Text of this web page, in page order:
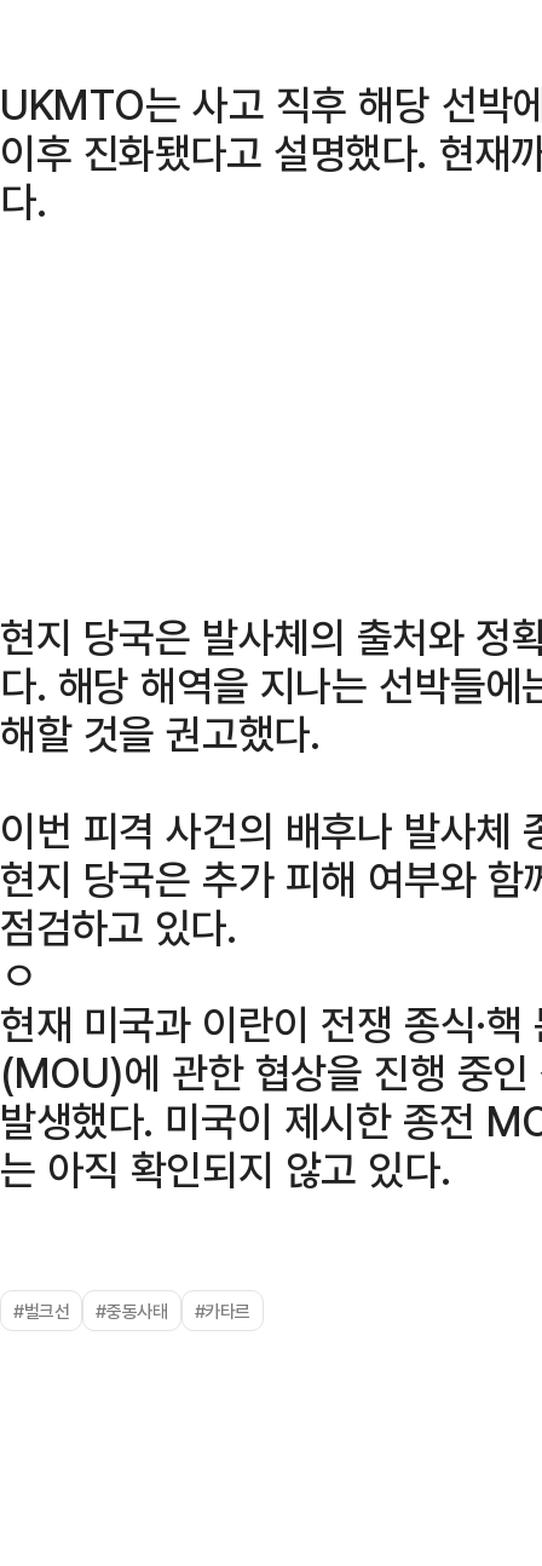
UKMTO는 사고 직후 해당 선박
이후 진화됐다고 설명했다. 현재
다.
현지 당국은 발사체의 출처와 정
다. 해당 해역을 지나는 선박들
해할 것을 권고했다.
이번 피격 사건의 배후나 발사체
현지 당국은 추가 피해 여부와
점검하고 있다.
ㅇ
현재 미국과 이란이 전쟁 종식·
(MOU)에 관한 협상을 진행 중
발생했다. 미국이 제시한 종전
는 아직 확인되지 않고 있다.
#벌크선 #중동사태 #카타르